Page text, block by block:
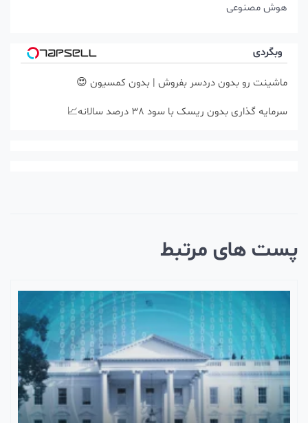
هوش مصنوعی
وبگردی
ماشینت رو بدون دردسر بفروش | بدون کمسیون 😍
سرمایه گذاری بدون ریسک با سود 38 درصد سالانه📈
های مرتبط